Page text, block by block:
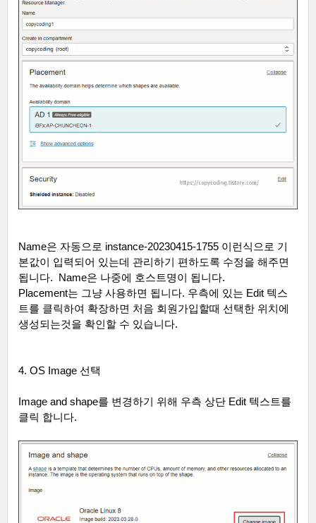
Name은 자동으로 instance-20230415-1755 이런식으로 기
본값이 입력되어 있는데 관리하기 편하도록 수정을 해주면
됩니다. Name은 나중에 호스트명이 됩니다.
Placement는 그냥 사용하면 됩니다. 우측에 있는 Edit 텍스
트를 클릭하여 확장하면 처음 회원가입할때 선택한 위치에
생성되는것을 확인할 수 있습니다.
4. OS Image 선택
Image and shape를 변경하기 위해 우측 상단 Edit 텍스트를
클릭 합니다.